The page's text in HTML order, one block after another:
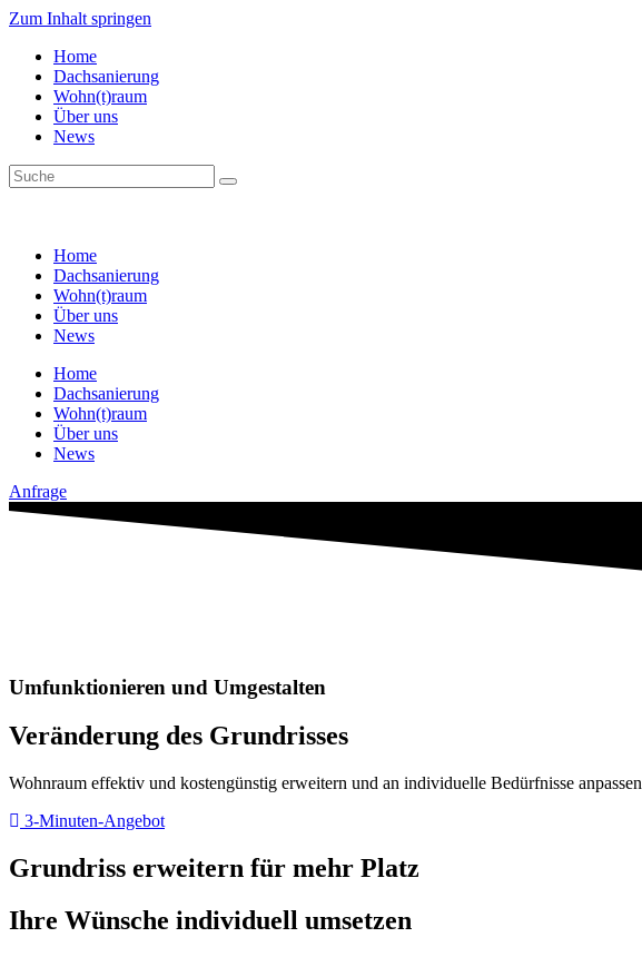
Zum Inhalt springen
Home
Dachsanierung
Wohn(t)raum
Über uns
News
Home
Dachsanierung
Wohn(t)raum
Über uns
News
Home
Dachsanierung
Wohn(t)raum
Über uns
News
Anfrage
Umfunktionieren und Umgestalten
Veränderung des Grundrisses
Wohnraum effektiv und kostengünstig erweitern und an individuelle Bedürfnisse anpassen
3-Minuten-Angebot
Grundriss erweitern für mehr Platz
Ihre Wünsche individuell umsetzen